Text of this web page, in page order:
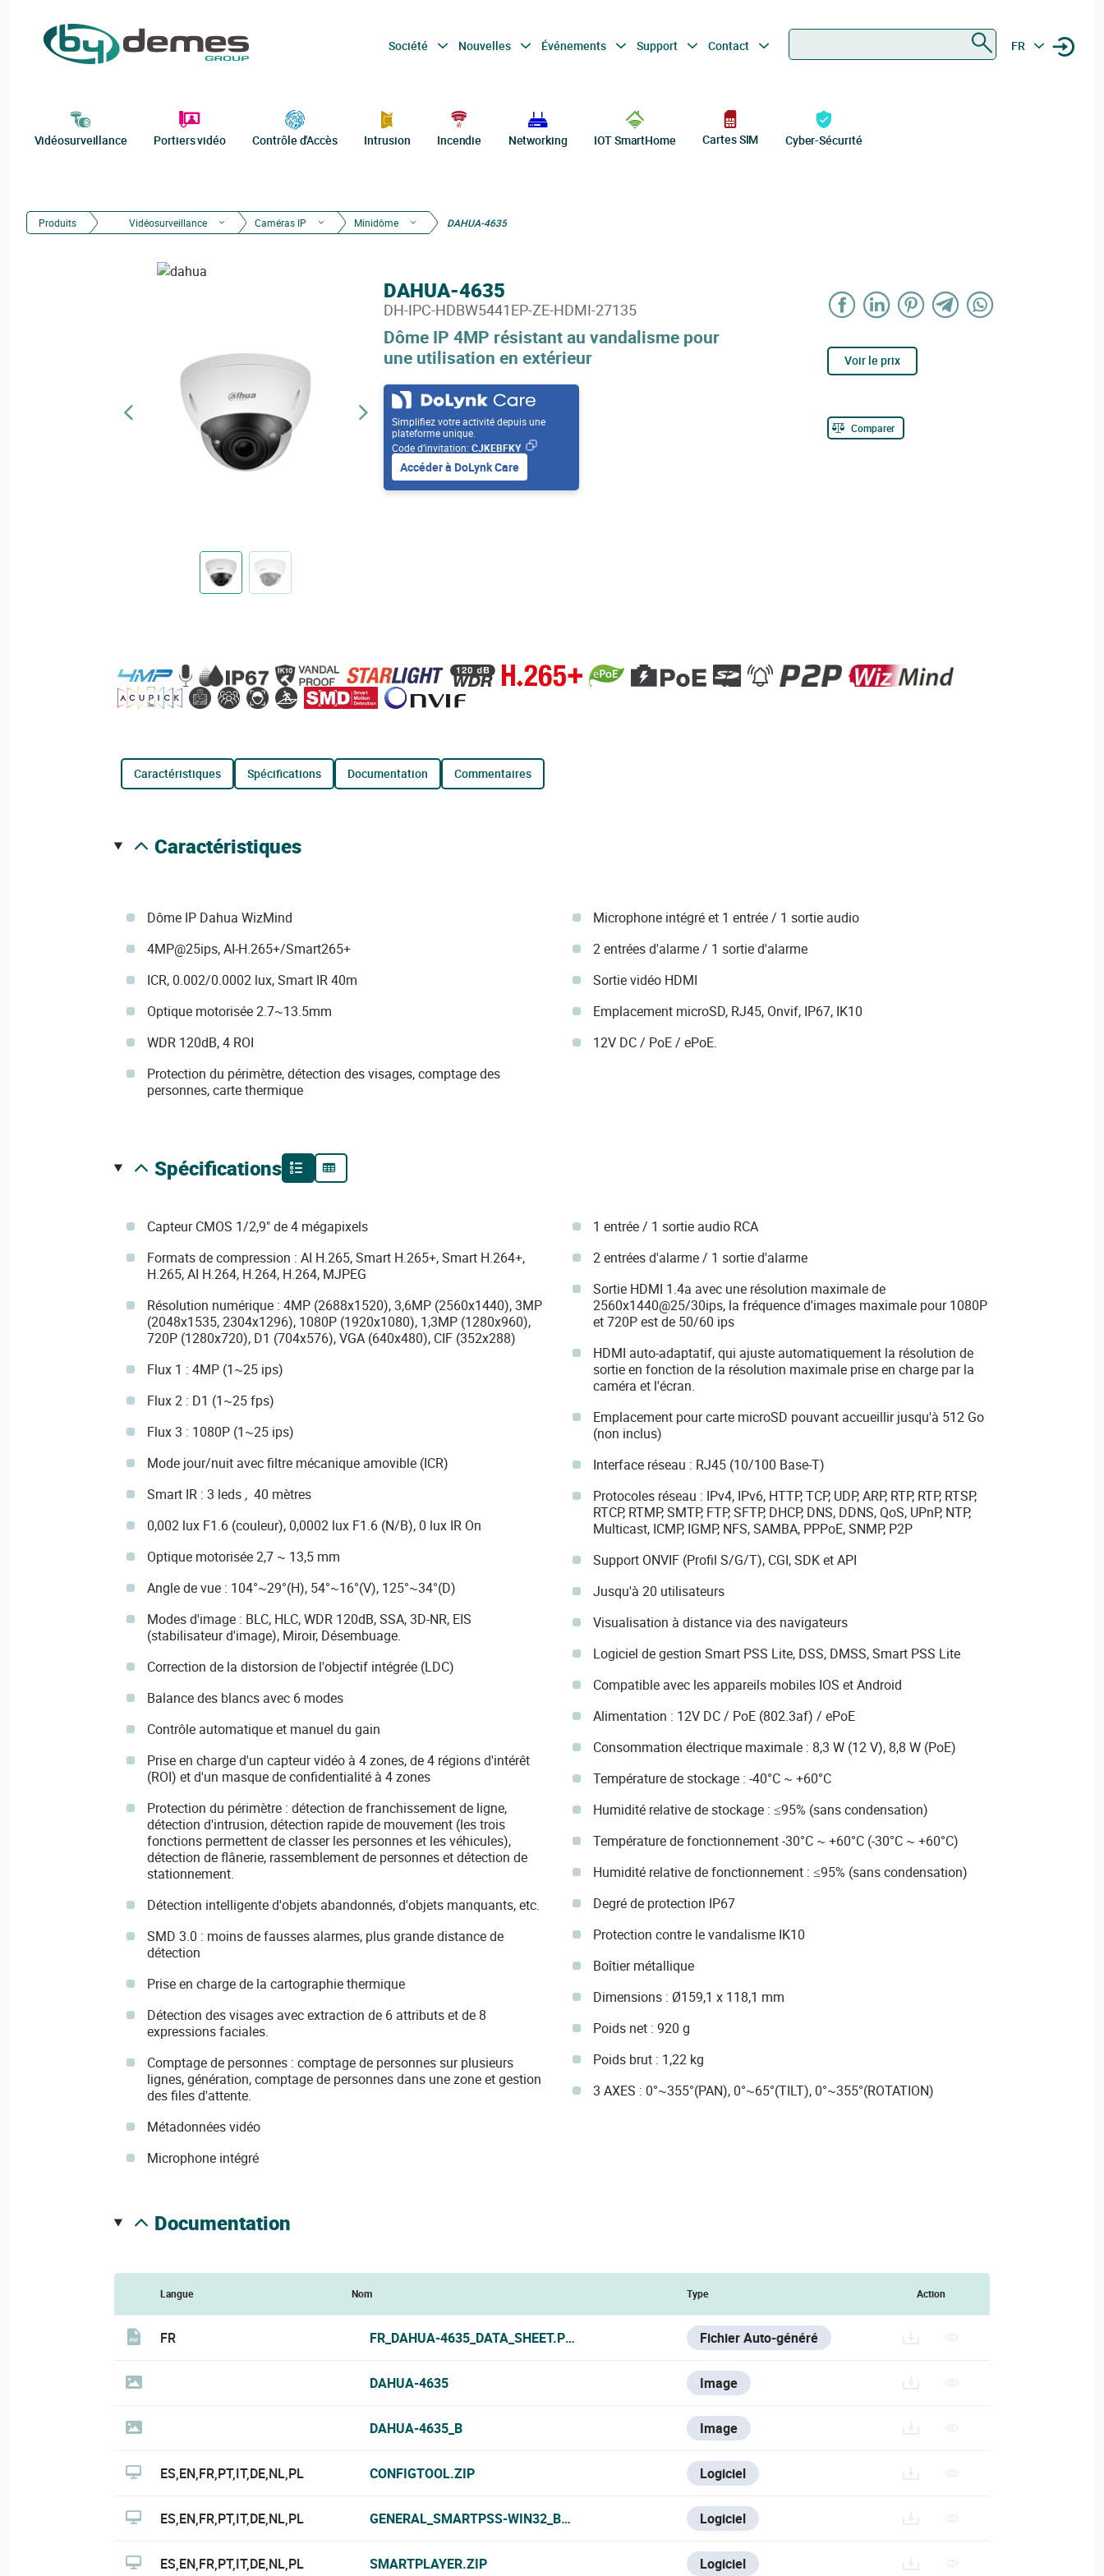
Société Nouvelles Événements Support Contact FR
Vidéosurveillance Portiers vidéo Contrôle d'Accès Intrusion Incendie Networking IOT SmartHome Cartes SIM Cyber-Sécurité
Produits Vidéosurveillance Caméras IP Minidôme DAHUA-4635
Dôme IP 4MP résistant au vandalisme pour
une utilisation en extérieur
DAHUA-4635
DH-IPC-HDBW5441EP-ZE-HDMI-27135
Simplifiez votre activité depuis une
plateforme unique.
Code d’invitation: CJKEBFKY
Accéder à DoLynk Care
Voir le prix
Comparer
caractéristiques spécifications documentation commentaires
caractéristiques
Dôme IP Dahua WizMind
4MP@25ips, AI-H.265+/Smart265+
ICR, 0.002/0.0002 lux, Smart IR 40m
Optique motorisée 2.7~13.5mm
WDR 120dB, 4 ROI
Protection du périmètre, détection des visages, comptage des
personnes, carte thermique
Microphone intégré et 1 entrée / 1 sortie audio
2 entrées d'alarme / 1 sortie d'alarme
Sortie vidéo HDMI
Emplacement microSD, RJ45, Onvif, IP67, IK10
12V DC / PoE / ePoE.
spécifications
Capteur CMOS 1/2,9" de 4 mégapixels
Formats de compression : AI H.265, Smart H.265+, Smart H.264+,
H.265, AI H.264, H.264, H.264, MJPEG
Résolution numérique : 4MP (2688x1520), 3,6MP (2560x1440), 3MP
(2048x1535, 2304x1296), 1080P (1920x1080), 1,3MP (1280x960),
720P (1280x720), D1 (704x576), VGA (640x480), CIF (352x288)
Flux 1 : 4MP (1~25 ips)
Flux 2 : D1 (1~25 fps)
Flux 3 : 1080P (1~25 ips)
Mode jour/nuit avec filtre mécanique amovible (ICR)
Smart IR : 3 leds , 40 mètres
0,002 lux F1.6 (couleur), 0,0002 lux F1.6 (N/B), 0 lux IR On
Optique motorisée 2,7 ~ 13,5 mm
Angle de vue : 104°~29°(H), 54°~16°(V), 125°~34°(D)
Modes d'image : BLC, HLC, WDR 120dB, SSA, 3D-NR, EIS
(stabilisateur d'image), Miroir, Désembuage.
Correction de la distorsion de l'objectif intégrée (LDC)
Balance des blancs avec 6 modes
Contrôle automatique et manuel du gain
Prise en charge d'un capteur vidéo à 4 zones, de 4 régions d'intérêt
(ROI) et d'un masque de confidentialité à 4 zones
Protection du périmètre : détection de franchissement de ligne,
détection d'intrusion, détection rapide de mouvement (les trois
fonctions permettent de classer les personnes et les véhicules),
détection de flânerie, rassemblement de personnes et détection de
stationnement.
Détection intelligente d'objets abandonnés, d'objets manquants, etc.
SMD 3.0 : moins de fausses alarmes, plus grande distance de
détection
Prise en charge de la cartographie thermique
Détection des visages avec extraction de 6 attributs et de 8
expressions faciales.
Comptage de personnes : comptage de personnes sur plusieurs
lignes, génération, comptage de personnes dans une zone et gestion
des files d'attente.
Métadonnées vidéo
Microphone intégré
1 entrée / 1 sortie audio RCA
2 entrées d'alarme / 1 sortie d'alarme
Sortie HDMI 1.4a avec une résolution maximale de
2560x1440@25/30ips, la fréquence d'images maximale pour 1080P
et 720P est de 50/60 ips
HDMI auto-adaptatif, qui ajuste automatiquement la résolution de
sortie en fonction de la résolution maximale prise en charge par la
caméra et l'écran.
Emplacement pour carte microSD pouvant accueillir jusqu'à 512 Go
(non inclus)
Interface réseau : RJ45 (10/100 Base-T)
Protocoles réseau : IPv4, IPv6, HTTP, TCP, UDP, ARP, RTP, RTP, RTSP,
RTCP, RTMP, SMTP, FTP, SFTP, DHCP, DNS, DDNS, QoS, UPnP, NTP,
Multicast, ICMP, IGMP, NFS, SAMBA, PPPoE, SNMP, P2P
Support ONVIF (Profil S/G/T), CGI, SDK et API
Jusqu'à 20 utilisateurs
Visualisation à distance via des navigateurs
Logiciel de gestion Smart PSS Lite, DSS, DMSS, Smart PSS Lite
Compatible avec les appareils mobiles IOS et Android
Alimentation : 12V DC / PoE (802.3af) / ePoE
Consommation électrique maximale : 8,3 W (12 V), 8,8 W (PoE)
Température de stockage : -40°C ~ +60°C
Humidité relative de stockage : ≤95% (sans condensation)
Température de fonctionnement -30°C ~ +60°C (-30°C ~ +60°C)
Humidité relative de fonctionnement : ≤95% (sans condensation)
Degré de protection IP67
Protection contre le vandalisme IK10
Boîtier métallique
Dimensions : Ø159,1 x 118,1 mm
Poids net : 920 g
Poids brut : 1,22 kg
3 AXES : 0°~355°(PAN), 0°~65°(TILT), 0°~355°(ROTATION)
documentation
Langue Nom Type Action
FR FR_DAHUA-4635_DATA_SHEET.PDF Fichier Auto-généré
DAHUA-4635 Image
DAHUA-4635_B Image
ES,EN,FR,PT,IT,DE,NL,PL CONFIGTOOL.ZIP Logiciel
ES,EN,FR,PT,IT,DE,NL,PL GENERAL_SMARTPSS-WIN32_BYDEMES_ENGSPFRPT_V2.002.200714.RAR
Logiciel
ES,EN,FR,PT,IT,DE,NL,PL SMARTPLAYER.ZIP Logiciel